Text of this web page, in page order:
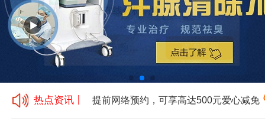
热点资讯丨 提前网络预约，可享高达500元爱心减免
您在线分析病情。
请输入您的问题…… 咨询客服